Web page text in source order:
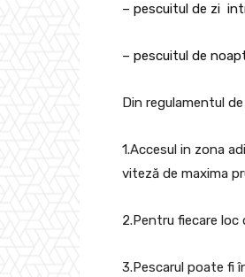
– pescuitul de zi
– pescuitul de
Din regulamentul
1.Accesul in zona
viteză de maxima
2.Pentru fiecare
3.Pescarul poate fi